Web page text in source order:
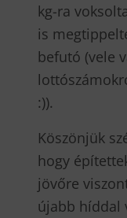
kg-ra
is
befutó (vele
:)).
Köszönjük
hogy
jövőre
újabb híddal